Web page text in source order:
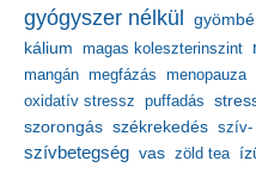
gyógyszer nélkül
kálium magas koleszterinszint
mangán megfázás menopauza
oxidatív stressz puffadás
szorongás székrekedés szív-
szívbetegség vas zöld tea